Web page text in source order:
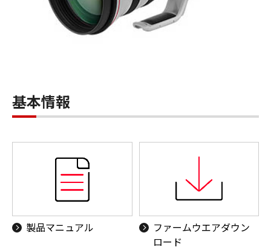
基本情報
製品マニュアル
ファームウエアダウン
ロード